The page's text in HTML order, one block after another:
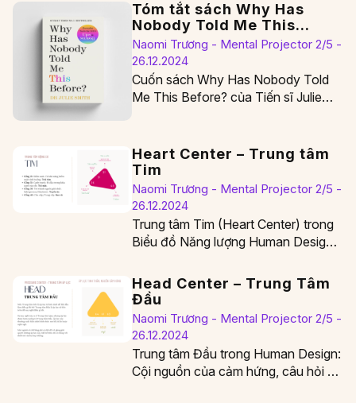
Tóm tắt sách Why Has
Nobody Told Me This
Before? của Dr. Julie Smith
Naomi Trương - Mental Projector 2/5 -
26.12.2024
Cuốn sách Why Has Nobody Told
Me This Before? của Tiến sĩ Julie
Heart Center – Trung tâm
Tim
Naomi Trương - Mental Projector 2/5 -
26.12.2024
Trung tâm Tim (Heart Center) trong
Biểu đồ Năng lượng Human Design,
Head Center – Trung Tâm
Đầu
Naomi Trương - Mental Projector 2/5 -
26.12.2024
Trung tâm Đầu trong Human Design:
Cội nguồn của cảm hứng, câu hỏi và